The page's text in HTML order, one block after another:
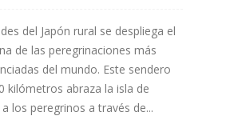
del Japón rural se despliega el
de las peregrinaciones más
del mundo. Este sendero
kilómetros abraza la isla de
los peregrinos a través de...